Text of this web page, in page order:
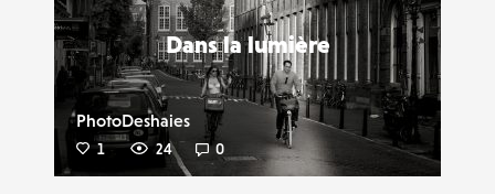
Dans la lumière
PhotoDeshaies
1 24 0